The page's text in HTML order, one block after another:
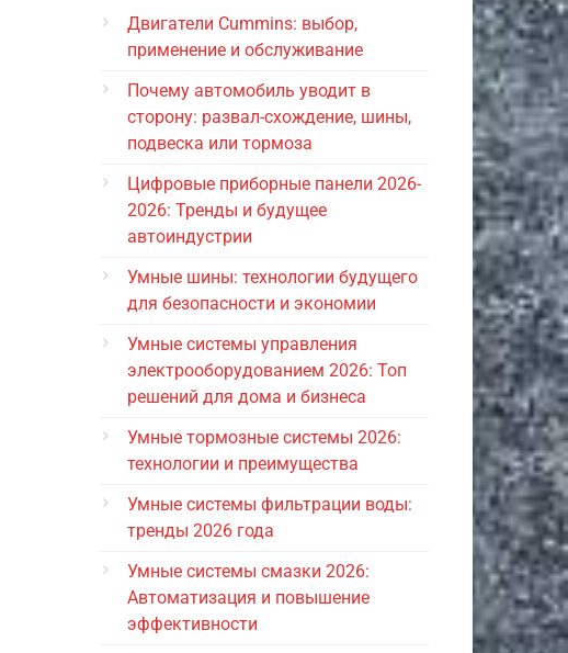
Двигатели Cummins: выбор,
применение и обслуживание
Почему автомобиль уводит в
сторону: развал-схождение, шины,
подвеска или тормоза
Цифровые приборные панели 2026-
2026: Тренды и будущее
автоиндустрии
Умные шины: технологии будущего
для безопасности и экономии
Умные системы управления
электрооборудованием 2026: Топ
решений для дома и бизнеса
Умные тормозные системы 2026:
технологии и преимущества
Умные системы фильтрации воды:
тренды 2026 года
Умные системы смазки 2026:
Автоматизация и повышение
эффективности